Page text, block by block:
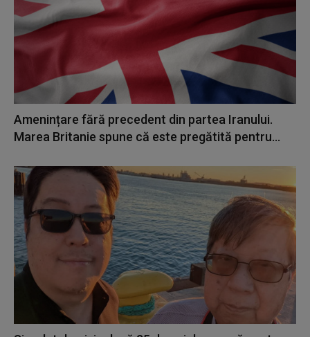
Amenințare fără precedent din partea Iranului.
Marea Britanie spune că este pregătită pentru...